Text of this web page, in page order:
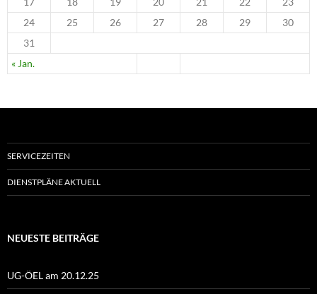
« Jan.
24
25 26 27 28 29
30
31
SERVICEZEITEN
DIENSTPLÄNE AKTUELL
NEUESTE BEITRÄGE
UG-ÖEL am 20.12.25